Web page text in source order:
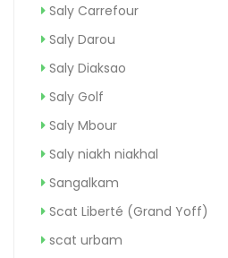
Saly Carrefour
Saly Darou
Saly Diaksao
Saly Golf
Saly Mbour
Saly niakh niakhal
Sangalkam
Scat Liberté (Grand Yoff)
scat urbam